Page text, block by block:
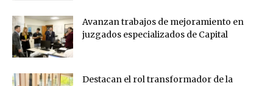
Avanzan trabajos de mejoramiento en
juzgados especializados de Capital
Destacan el rol transformador de la